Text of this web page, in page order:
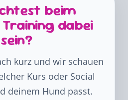
beim
dabei
sein?
kurz und wir schauen
Kurs oder Social
deinem Hund passt.